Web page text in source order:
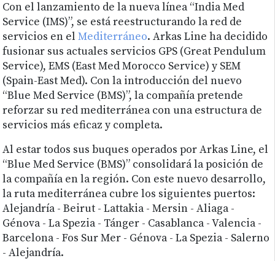
Con el lanzamiento de la nueva línea “India Med
Service (IMS)”, se está reestructurando la red de
servicios en elMediterráneo. Arkas Line ha decidido
fusionar sus actuales servicios GPS (Great Pendulum
Service), EMS (East Med Morocco Service) y SEM
(Spain-East Med). Con la introducción del nuevo
“Blue Med Service (BMS)”, la compañía pretende
reforzar su red mediterránea con una estructura de
servicios más eficaz y completa.
Al estar todos sus buques operados por Arkas Line, el
“Blue Med Service (BMS)” consolidará la posición de
la compañía en la región. Con este nuevo desarrollo,
la ruta mediterránea cubre los siguientes puertos:
Alejandría - Beirut - Lattakia - Mersin - Aliaga -
Génova - La Spezia - Tánger - Casablanca - Valencia -
Barcelona - Fos Sur Mer - Génova - La Spezia - Salerno
- Alejandría.